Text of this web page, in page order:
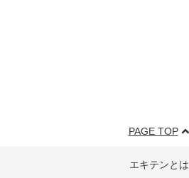
PAGE TOP
エキテンとは